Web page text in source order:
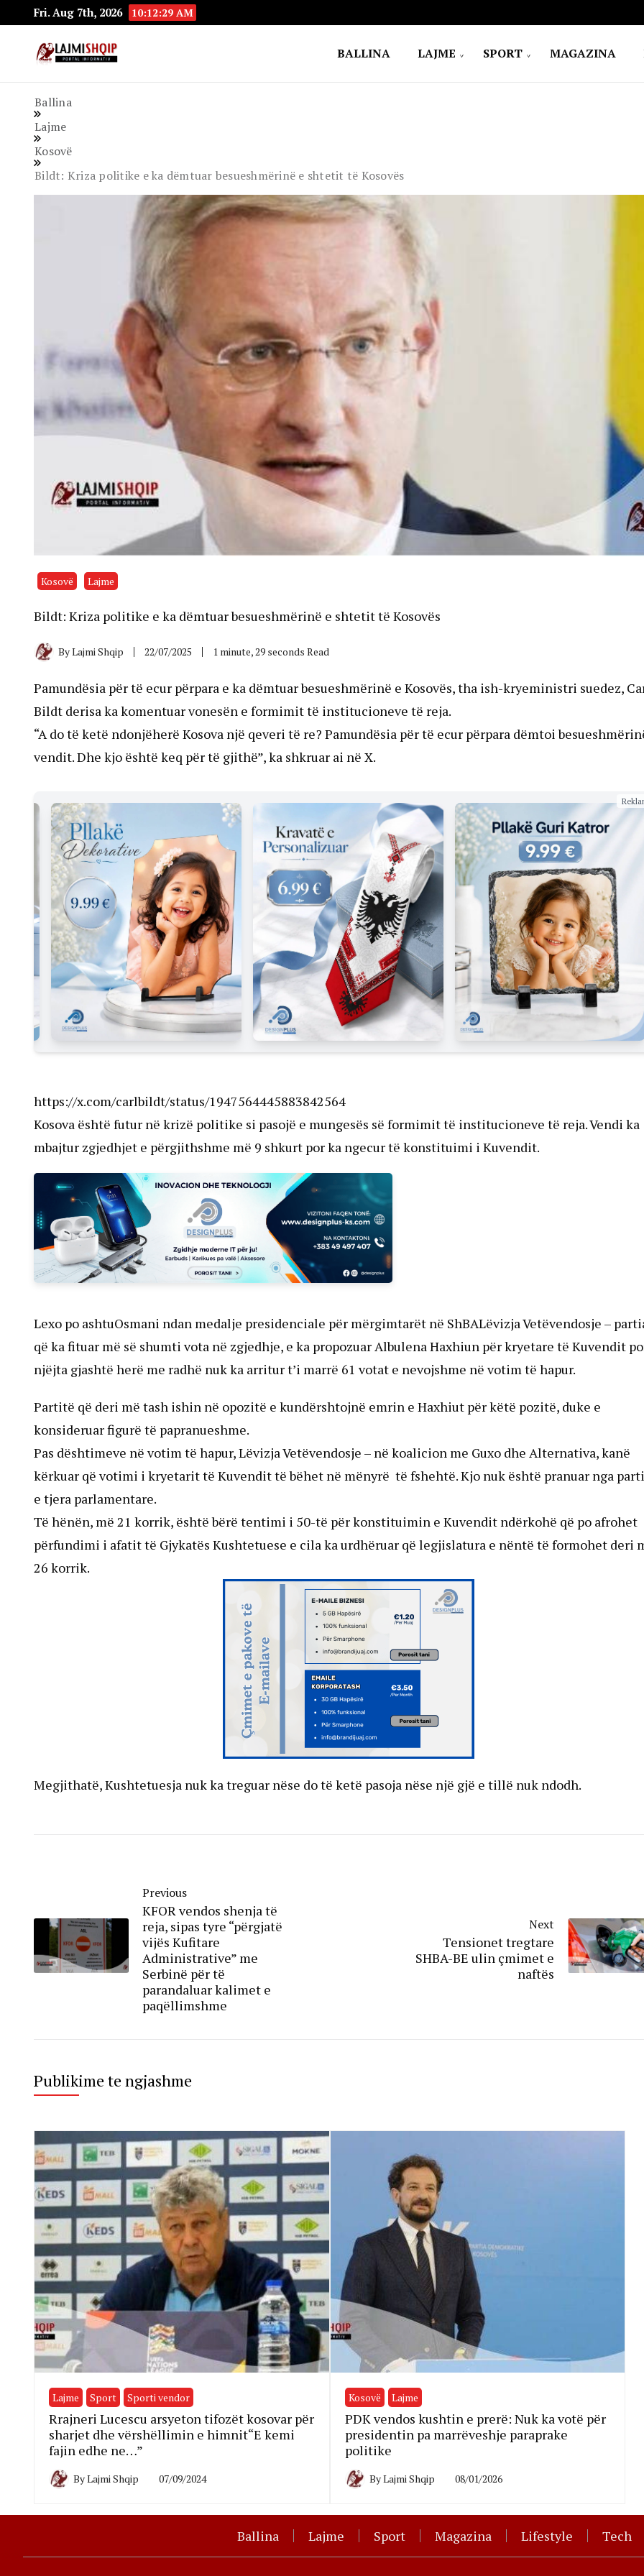
Fri. Aug 7th, 2026 10:12:30 AM
BALLINA LAJME SPORT MAGAZINA
Ballina
Lajme
Kosovë
Bildt: Kriza politike e ka dëmtuar besueshmërinë e shtetit të Kosovës
Kosovë Lajme
Bildt: Kriza politike e ka dëmtuar besueshmërinë e shtetit të Kosovës
ByLajmi Shqip 22/07/2025 1 minute, 29 seconds Read
Pamundësia për të ecur përpara e ka dëmtuar besueshmërinë e Kosovës, tha ish-kryeministri suedez,
Bildt derisa ka komentuar vonesën e formimit të institucioneve të reja.
“A do të ketë ndonjëherë Kosova një qeveri të re? Pamundësia për të ecur përpara dëmtoi
vendit. Dhe kjo është keq për të gjithë”, ka shkruar ai në X.
https://x.com/carlbildt/status/1947564445883842564
Kosova është futur në krizë politike si pasojë e mungesës së formimit të institucioneve të reja. Vendi ka
mbajtur zgjedhjet e përgjithshme më 9 shkurt por ka ngecur të konstituimi i Kuvendit.
Lexo po ashtuOsmani ndan medalje presidenciale për mërgimtarët në ShBALëvizja Vetëvendosje –
që ka fituar më së shumti vota në zgjedhje, e ka propozuar Albulena Haxhiun për kryetare të Kuvendit
njëjta gjashtë herë me radhë nuk ka arritur t’i marrë 61 votat e nevojshme në votim të hapur.
Partitë që deri më tash ishin në opozitë e kundërshtojnë emrin e Haxhiut për këtë pozitë, duke e
konsideruar figurë të papranueshme.
Pas dështimeve në votim të hapur, Lëvizja Vetëvendosje – në koalicion me Guxo dhe Alternativa, kanë
kërkuar që votimi i kryetarit të Kuvendit të bëhet në mënyrë të fshehtë. Kjo nuk është pranuar nga
e tjera parlamentare.
Të hënën, më 21 korrik, është bërë tentimi i 50-të për konstituimin e Kuvendit ndërkohë që po afrohet
përfundimi i afatit të Gjykatës Kushtetuese e cila ka urdhëruar që legjislatura e nëntë të formohet deri
26 korrik.
Megjithatë, Kushtetuesja nuk ka treguar nëse do të ketë pasoja nëse një gjë e tillë nuk ndodh.
Previous
KFOR vendos shenja të
reja, sipas tyre “përgjatë
vijës Kufitare
Administrative” me
Serbinë për të
parandaluar kalimet e
paqëllimshme
Next
Tensionet tregtare
SHBA-BE ulin çmimet e
naftës
Publikime te ngjashme
Lajme Sport Sporti vendor
Rrajneri Lucescu arsyeton tifozët kosovar për
sharjet dhe vërshëllimin e himnit“E kemi
fajin edhe ne…”
ByLajmi Shqip 07/09/2024
Kosovë Lajme
PDK vendos kushtin e prerë: Nuk ka votë për
presidentin pa marrëveshje paraprake
politike
ByLajmi Shqip 08/01/2026
Ballina Lajme Sport Magazina Lifestyle Tech